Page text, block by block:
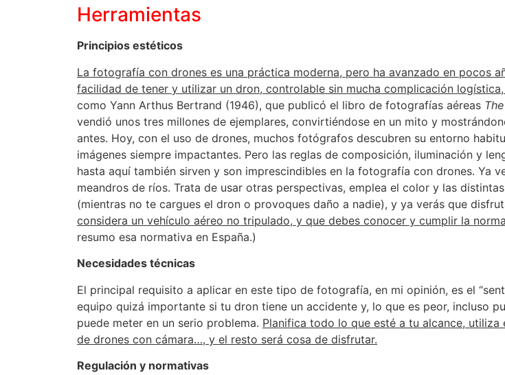
Herramientas
Principios estéticos
La fotografía con drones es una práctica moderna, pero ha avanzado en pocos
facilidad de tener y utilizar un dron, controlable sin mucha complicación
como Yann Arthus Bertrand (1946), que publicó el libro de fotografías aéreas
vendió unos tres millones de ejemplares, convirtiéndose en un mito y
antes. Hoy, con el uso de drones, muchos fotógrafos descubren su entorno
imágenes siempre impactantes. Pero las reglas de composición, iluminación y
hasta aquí también sirven y son imprescindibles en la fotografía con drones. Ya
meandros de ríos. Trata de usar otras perspectivas, emplea el color y las
(mientras no te cargues el dron o provoques daño a nadie), y ya verás que
considera un vehículo aéreo no tripulado, y que debes conocer y cumplir la
resumo esa normativa en España.)
Necesidades técnicas
El principal requisito a aplicar en este tipo de fotografía, en mi opinión, es el
equipo quizá importante si tu dron tiene un accidente y, lo que es peor, incluso
puede meter en un serio problema. Planifica todo lo que esté a tu alcance, utiliza
de drones con cámara…, y el resto será cosa de disfrutar.
Regulación y normativas